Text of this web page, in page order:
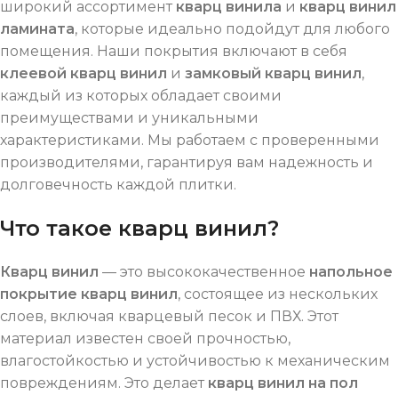
широкий ассортимент кварц винила и кварц винил
ламината, которые идеально подойдут для любого
помещения. Наши покрытия включают в себя
клеевой кварц винил и замковый кварц винил,
каждый из которых обладает своими
преимуществами и уникальными
характеристиками. Мы работаем с проверенными
производителями, гарантируя вам надежность и
долговечность каждой плитки.
Что такое кварц винил?
Кварц винил — это высококачественное напольное
покрытие кварц винил, состоящее из нескольких
слоев, включая кварцевый песок и ПВХ. Этот
материал известен своей прочностью,
влагостойкостью и устойчивостью к механическим
повреждениям. Это делает кварц винил на пол